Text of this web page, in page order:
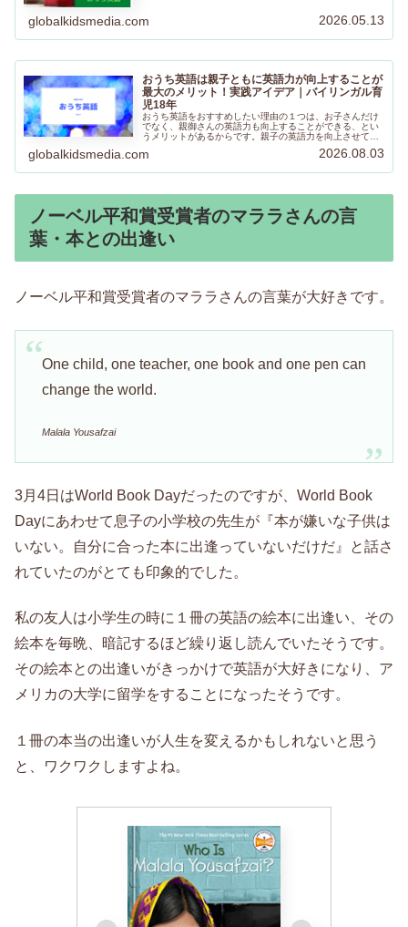
globalkidsmedia.com 2026.05.13
おうち英語は親子ともに英語力が向上することが
最大のメリット！実践アイデア｜バイリンガル育
児18年
おうち英語をおすすめしたい理由の１つは、お子さんだけ
でなく、親御さんの英語力も向上することができる、とい
うメリットがあるからです。親子の英語力を向上させて一
とができたら素敵ですよね！
globalkidsmedia.com 2026.08.03
ノーベル平和賞受賞者のマララさんの言
葉・本との出逢い
ノーベル平和賞受賞者のマララさんの言葉が大好きです。
One child, one teacher, one book and one pen can
change the world.
Malala Yousafzai
3月4日はWorld Book Dayだったのですが、World Book
Dayにあわせて息子の小学校の先生が『本が嫌いな子供は
いない。自分に合った本に出逢っていないだけだ』と話さ
れていたのがとても印象的でした。
私の友人は小学生の時に１冊の英語の絵本に出逢い、その
絵本を毎晩、暗記するほど繰り返し読んでいたそうです。
その絵本との出逢いがきっかけで英語が大好きになり、ア
メリカの大学に留学をすることになったそうです。
１冊の本当の出逢いが人生を変えるかもしれないと思う
と、ワクワクしますよね。